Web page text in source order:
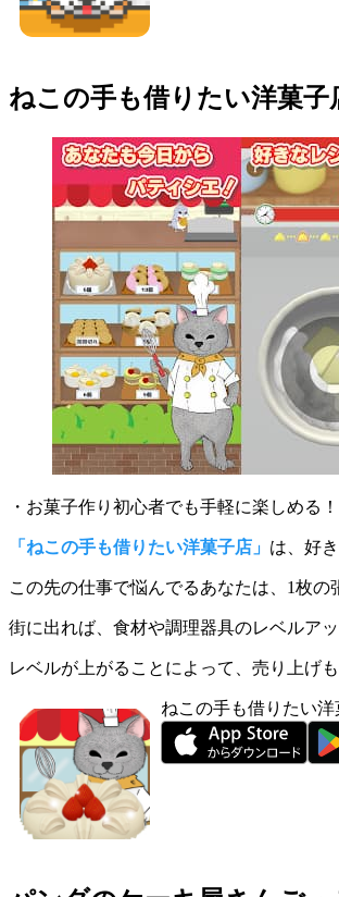
ねこの手も借りたい洋菓子
・お菓子作り初心者でも手軽に楽しめる！
「ねこの手も借りたい洋菓子店」 は、好
この先の仕事で悩んでるあなたは、1枚の
街に出れば、 食材や調理器具のレベルア
レベルが上がることによって、売り上げ
ねこの手も借りたい